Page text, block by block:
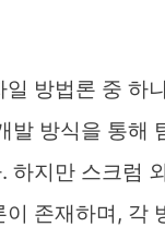
방법론 중 하
발 방식을 통해
하지만 스크럼
이 존재하며, 각